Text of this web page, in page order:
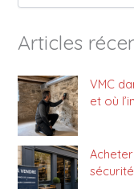
Articles
VMC
et où